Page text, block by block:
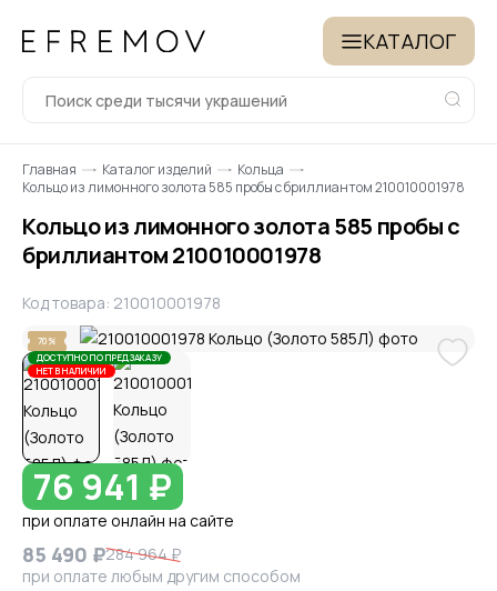
КАТАЛОГ
Главная Каталог изделий
Кольца
Кольцо из лимонного золота 585 пробы с бриллиантом 210010001978
Кольцо из лимонного золота 585 пробы с
бриллиантом 210010001978
Код товара: 210010001978
70%
ДОСТУПНО ПО ПРЕДЗАКАЗУ
НЕТ В НАЛИЧИИ
76 941 ₽
при оплате онлайн на сайте
85 490 ₽284 964 ₽
при оплате любым другим способом